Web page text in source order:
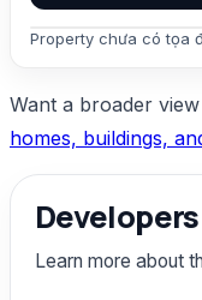
Property chưa có tọa
Want a broader
homes, buildings,
Developers
Learn more about